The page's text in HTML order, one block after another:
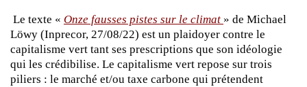
Le texte « Onze fausses pistes sur le climat » de Michael
Löwy (Inprecor, 27/08/22) est un plaidoyer contre le
capitalisme vert tant ses prescriptions que son idéologie
qui les crédibilise. Le capitalisme vert repose sur trois
piliers : le marché et/ou taxe carbone qui prétendent